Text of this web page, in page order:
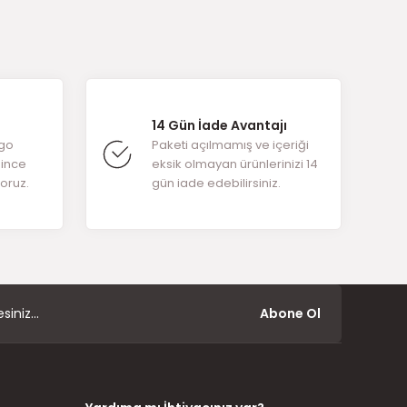
14 Gün İade Avantajı
Paketi açılmamış ve içeriği
eksik olmayan ürünlerinizi 14
gün iade edebilirsiniz.
Abone Ol